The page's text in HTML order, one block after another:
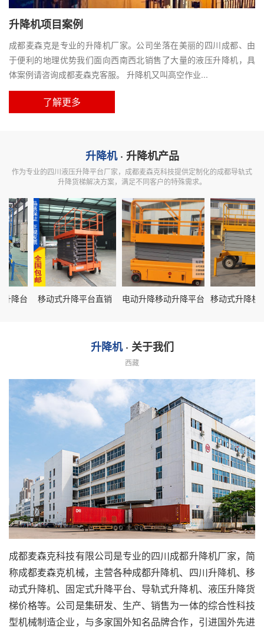
升降机项目案例
成都麦森克是专业的升降机厂家。公司坐落在美丽的四川成都、由
于便利的地理优势我们面向西南西北销售了大量的液压升降机，具
体案例请咨询成都麦森克客服。 升降机又叫高空作业...
了解更多
升降机· 升降机产品
作为专业的四川液压升降平台厂家，成都麦森克科技提供定制化的成都导轨式
升降货梯解决方案，满足不同客户的特殊需求。
台 移动式升降平台直销 电动升降移动升降平台 移动式升降机现
升降机· 关于我们
西藏
成都麦森克科技有限公司是专业的四川成都升降机厂家，简
称成都麦森克机械，主营各种成都升降机、 四川升降机、移
动式升降机、固定式升降平台、导轨式升降机、液压升降货
梯价格等。公司是集研发、生产、销售为一体的综合性科技
型机械制造企业，与多家国外知名品牌合作，引进国外先进